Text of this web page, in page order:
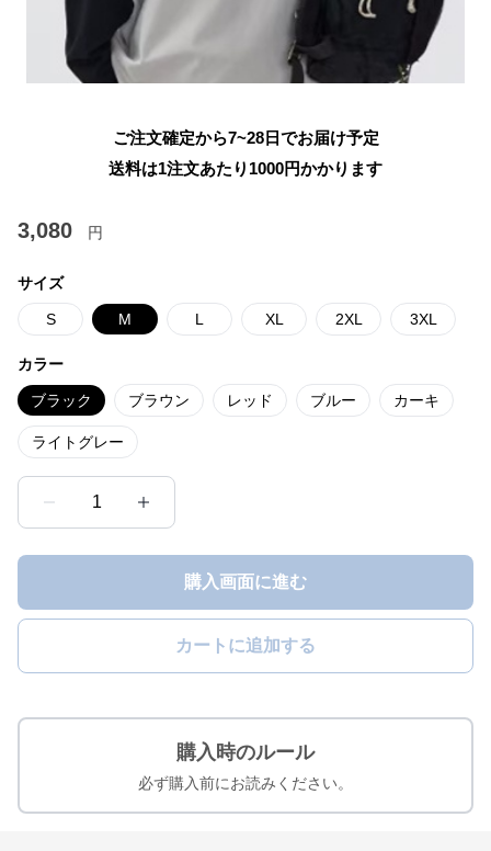
ご注文確定から7~28日でお届け予定
送料は1注文あたり 1000円かかります
3,080 円
サイズ
S M L XL 2XL 3XL
カラー
ブラック ブラウン レッド ブルー カーキ
ライトグレー
1
購入画面に進む
カートに追加する
購入時のルール
必ず購入前にお読みください。